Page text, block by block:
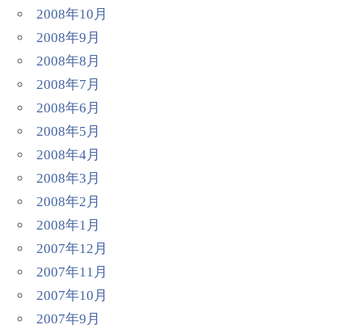
2008年10月
2008年9月
2008年8月
2008年7月
2008年6月
2008年5月
2008年4月
2008年3月
2008年2月
2008年1月
2007年12月
2007年11月
2007年10月
2007年9月